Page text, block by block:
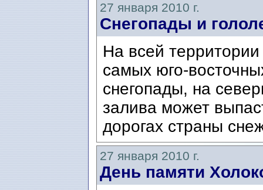
27 января 2010 г.
Снегопады и
На всей
самых юго-
снегопады, на
залива может
дорогах страны
27 января 2010 г.
День памяти